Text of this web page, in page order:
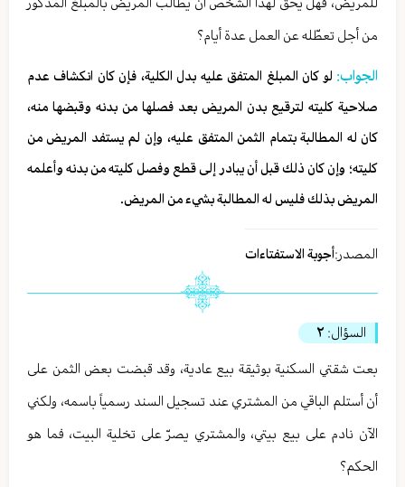
من أجل تعطّله عن العمل عدة أيام؟
الجواب: لو كان المبلغ المتفق عليه بدل الكلية، فإن كان انكشاف عدم
صلاحية كليته لترقيع بدن المريض بعد فصلها من بدنه وقبضها منه،
كان له المطالبة بتمام الثمن المتفق عليه، وإن لم يستفد المريض من
كليته؛ وإن كان ذلك قبل أن يبادر إلى قطع وفصل كليته من بدنه وأعلمه
المريض بذلك فليس له المطالبة بشيء من المريض.
المصدر:أجوبة الاستفتاءات
السؤال: ۲
بعت شقتي السكنية بوثيقة بيع عادية، وقد قبضت بعض الثمن على
أن أستلم الباقي من المشتري عند تسجيل السند رسمياً باسمه، ولكني
الآن نادم على بيع بيتي، والمشتري يصرّ على تخلية البيت، فما هو
الحكم؟